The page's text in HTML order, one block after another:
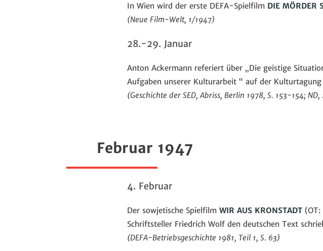
In Wien wird der erste DEFA-Spielfilm DIE MÖRDER
(Neue Film-Welt, 1/1947)
28.-29. Januar
Anton Ackermann referiert über „Die geistige
Aufgaben unserer Kulturarbeit “ auf der Kulturtagung
(Geschichte der SED, Abriss, Berlin 1978, S. 153-154;
Februar 1947
4. Februar
Der sowjetische Spielfilm WIR AUS KRONSTADT (OT:
Schriftsteller Friedrich Wolf den deutschen Text
(DEFA-Betriebsgeschichte 1981, Teil 1, S. 63)